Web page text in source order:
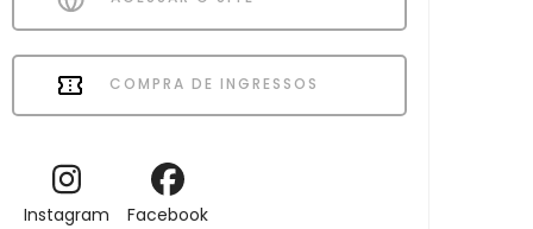
COMPRA DE INGRESSOS
Instagram Facebook